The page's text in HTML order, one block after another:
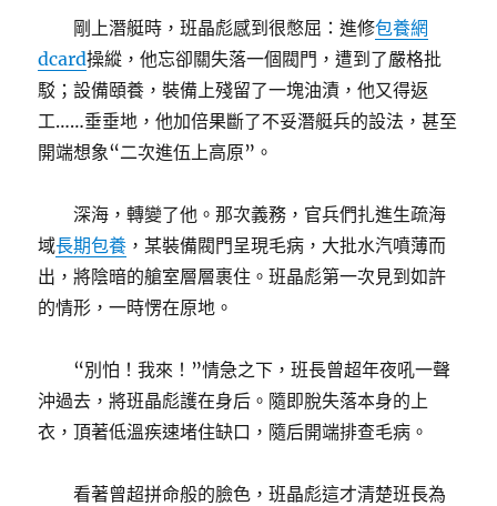
剛上潛艇時，班晶彪感到很憋屈：進修包養網
dcard操縱，他忘卻關失落一個閥門，遭到了嚴格批
駁；設備頤養，裝備上殘留了一塊油漬，他又得返
工……垂垂地，他加倍果斷了不妥潛艇兵的設法，甚至
開端想象“二次進伍上高原”。
深海，轉變了他。那次義務，官兵們扎進生疏海
域長期包養 ，某裝備閥門呈現毛病，大批水汽噴薄而
出，將陰暗的艙室層層裹住。班晶彪第一次見到如許
的情形，一時愣在原地。
“別怕！我來！”情急之下，班長曾超年夜吼一聲
沖過去，將班晶彪護在身后。隨即脫失落本身的上
衣，頂著低溫疾速堵住缺口，隨后開端排查毛病。
看著曾超拼命般的臉色，班晶彪這才清楚班長為